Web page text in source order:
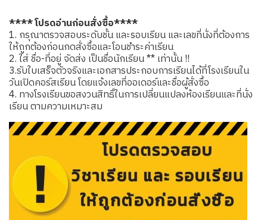
**** โปรดอ่านก่อนสั่งซื้อ****
1. กรุณาตรวจสอบระดับชั้น และรอบเรียน และเลขที่นั่งที่ต้องการ
ให้ถูกต้องก่อนกดสั่งซื้อและโอนชำระค่าเรียน
2. ใส่ ชื่อ-ที่อยู่ จัดส่ง เป็นชื่อนักเรียน ** เท่านั้น !!
3.รับใบเสร็จตัวจริงและเอกสารประกอบการเรียนได้ที่โรงเรียนใน
วันเปิดคอร์สเรียน โดยแจ้งเลขที่ออเดอร์และชื่อผู้สั่งซื้อ
4. ทางโรงเรียนขอสงวนสิทธิ์ในการเปลี่ยนแปลงห้องเรียนและที่นั่ง
เรียน ตามความเหมาะสม